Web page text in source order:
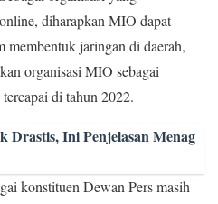
diharapkan MIO dapat
membentuk jaringan di daerah,
organisasi MIO sebagai
di tahun 2022.
Drastis, Ini Penjelasan Menag
konstituen Dewan Pers masih